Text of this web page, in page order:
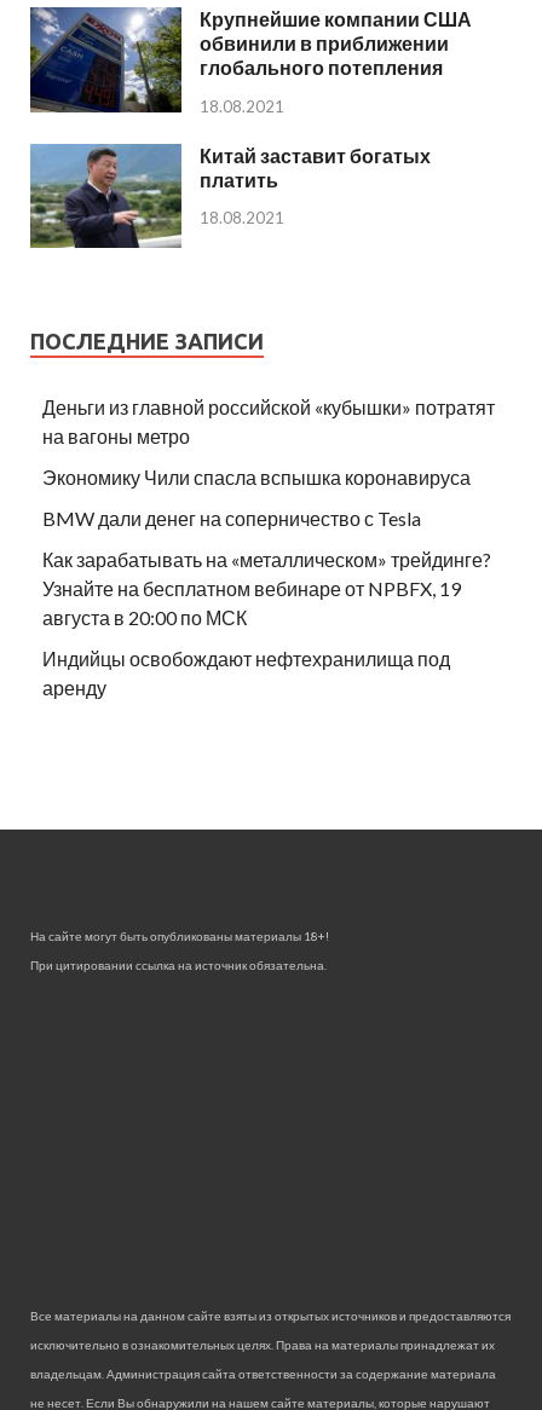
Крупнейшие компании США
обвинили в приближении
глобального потепления
18.08.2021
Китай заставит богатых
платить
18.08.2021
ПОСЛЕДНИЕ ЗАПИСИ
Деньги из главной российской «кубышки» потратят
на вагоны метро
Экономику Чили спасла вспышка коронавируса
BMW дали денег на соперничество с Tesla
Как зарабатывать на «металлическом» трейдинге?
Узнайте на бесплатном вебинаре от NPBFX, 19
августа в 20:00 по МСК
Индийцы освобождают нефтехранилища под
аренду
На сайте могут быть опубликованы материалы 18+!
При цитировании ссылка на источник обязательна.
Все материалы на данном сайте взяты из открытых источников и предоставляются
исключительно в ознакомительных целях. Права на материалы принадлежат их
владельцам. Администрация сайта ответственности за содержание материала
не несет. Если Вы обнаружили на нашем сайте материалы, которые нарушают